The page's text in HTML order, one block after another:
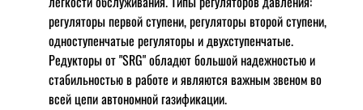
регуляторы первой ступени, регуляторы второй ступени,
одноступенчатые регуляторы и двухступенчатые.
Редукторы от "SRG" обладют большой надежностью и
стабильностью в работе и являются важным звеном во
всей цепи автономной газификации.